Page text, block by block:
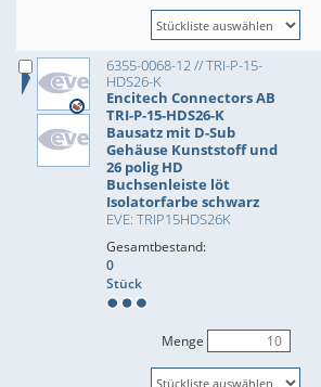
6355-0068-12 // TRI-P-15-
HDS26-K
Encitech Connectors AB
TRI-P-15-HDS26-K
Bausatz mit D-Sub
Gehäuse Kunststoff und
26 polig HD
Buchsenleiste löt
Isolatorfarbe schwarz
EVE: TRIP15HDS26K
Gesamtbestand:
0
Stück
Menge